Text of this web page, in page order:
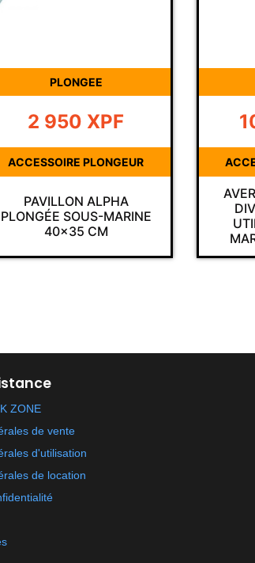
ALPHA
MARINE
XPF
PLONGEUR
AVERTISSEUR
DIVE ALERT
UTILISATION
MARINE ET
ACCESSOIRE
ZONE
de vente
d'utilisation
de location